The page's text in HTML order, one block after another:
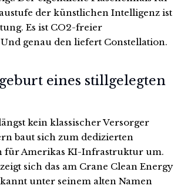
der künstlichen Intelligenz ist
Es ist CO2-freier
genau den liefert Constellation.
eines stillgelegten
kein klassischer Versorger
baut sich zum dedizierten
für Amerikas KI-Infrastruktur um.
sich das am Crane Clean Energy
unter seinem alten Namen